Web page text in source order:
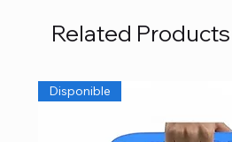
Related Products
Disponible